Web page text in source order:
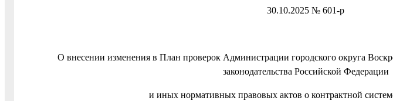
30.10.2025 № 601-р
О внесении изменения в План проверок Администрации городского округа
законодательства Российской Федерации
и иных нормативных правовых актов о контрактной